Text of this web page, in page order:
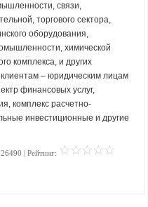
связи,
торгового сектора,
оборудования,
химической
комплекса, и других
– юридическим лицам
финансовых услуг,
комплекс расчетно-
инвестиционные и другие
| Рейтинг: